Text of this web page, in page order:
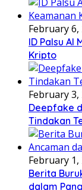
February 6,
ID Palsu AI
Kripto
February 3,
Deepfake
Tindakan
February 1,
Berita
dalam